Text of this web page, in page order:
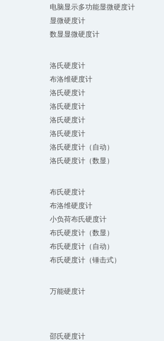
电脑显示多功能显微硬度计
显微硬度计
数显显微硬度计
洛氏硬度计
布洛维硬度计
洛氏硬度计
洛氏硬度计
洛氏硬度计
洛氏硬度计
洛氏硬度计（自动）
洛氏硬度计（数显）
布氏硬度计
布洛维硬度计
小负荷布氏硬度计
布氏硬度计（数显）
布氏硬度计（自动）
布氏硬度计（锤击式）
万能硬度计
邵氏硬度计